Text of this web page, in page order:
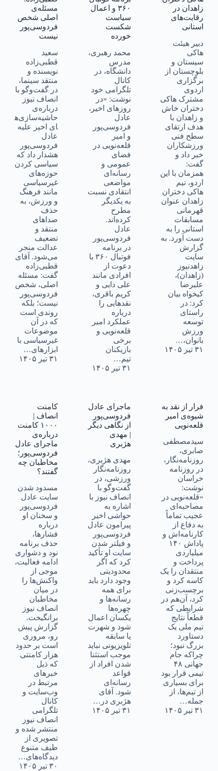
زاهدان در
رقابت‌های
استانی
دبیر هیئت
هاکی
سیستان و
بلوچستان از
برگزاری
اردوی
مشترک هاکی
دختران خاش
و زاهدان با
هدف ارتقای
سطح فنی
ورزشکاران
خبر داد و
گفت:
همزمان با این
اردو، تیم
هاکی دختران
زاهدان عنوان
قهرمانی
مسابقات
استانی را به
دست آورد. به
گزارش
سایت
زاهدنیوز
(زاهدان)،
علیرضا
کیخواه بیان
کرد: در
راستای
توسعه
ورزش
بانوان،…
۳۱ تیر ۱۴۰۵
۳۶۰ و اعمال
سیاست
شکست
خورده
محمد رهبری،
مدرس
دانشگاه، در
کانال
تلگرامی خود
نوشت: «در
روزهای اخیر،
عادل
فردوسی‌پور
و امیر
قلعه‌نویی در
فضای
عمومی و
رسانه‌ای
مواضعی
انتقادی نسبت
به یکدیگر
مطرح
کرده‌اند.
عادل
فردوسی‌پور
در برنامه
فوتبال ۳۶۰ با
دعوت از
افرادی مانند
علی دایی و
کریم باقری،
نقدهایی را
درباره
عملکرد امیر
قلعه‌نویی و
برخی
بازیکنان
تیم…
۳۱ تیر ۱۴۰۵
مسئله‌ی
اصلی شخص
فردوسی‌پور
نیست
سعید
قطبی‌زاده
نویسنده و
منتقد سینما،
در گفت‌وگو با
انصاف نیوز
درباره‌ی
حاشیه‌سازی‌ه
ای اخیر علیه
عادل
فردوسی‌پور
هشدار داد که
سیاسی کردن
حوزه‌های
غیرسیاسی
مانند فرهنگ
و ورزش، به
حذف
صداهای
منتقد و
تضعیف
عدالت منجر
می‌شود. آقای
قطبی‌زاده
گفت: مسئله
اصلی، شخص
فردوسی‌پور
نیست؛ بلکه
روندی است
که در آن
موضوعات
غیرسیاسی با
ابزارهای…
۳۱ تیر ۱۴۰۵
فرار از نقد به
شیوه‌ی امیر
قلعه‌نویی
سیدمصطفی
صابری،
روزنامه‌نگار،
در روزنامه
خراسان
نوشت:
«قلعه‌نویی در
مصاحبه‌ای
عجیب تماماً
به دفاع از
کارنامه‌اش و
پاداش ۱۴۰
میلیاردی
پرداخت و
منتقدان را یک
کاسه کرد و
برچسب‌زنی
کرد، آن‌هم در
شرایطی که
قطعاً نتایج
تیم ملی یک
دستاورد
بزرگ نبود؛
چراکه جام
جهانی ۴۸
تیمی قرار بود
برای بسیاری
از تیم‌ها، از
جمله…
۳۱ تیر ۱۴۰۵
ماجرای عادل
فردوسی‌پور
از نگاهی دیگر
| مهدی
هژبری
مهدی هژبری،
روزنامه‌نگار
ورزشی، در
گفت‌وگو با
انصاف نیوز با
اشاره به
حواشی اخیر
پیرامون عادل
فردوسی‌پور
و فیلتر شدن
سایت او تأکید
کرد که اگر
محدودیتی
وجود دارد باید
برای همه
رسانه‌ها و
چهره‌ها
یکسان اعمال
شود و شهرت
یا سابقه
تلویزیونی نباید
موجب استثنا
شدن افراد از
قواعد
رسانه‌ای
شود. آقای
هژبری در…
۳۱ تیر ۱۴۰۵
کامنت
انصاف |
۱۰۰۰ کامنت
درباره‌ی
ماجرای عادل
فردوسی‌پور؛
مخاطبان چه
گفتند؟
مسدود شدن
سایت عادل
فردوسی‌پور
و سخنان او
درباره
فشارها،
حذف برنامه
نود و دشواری
ادامه فعالیت،
موجی از
واکنش‌ها را
در میان
مخاطبان
انصاف نیوز
برانگیخت.
گزارش پیش
رو، مروری
است بر حدود
هزار کامنتی
که ذیل
خبرهای
مرتبط در
وب‌سایت و
کانال
تلگرامی
انصاف نیوز
منتشر شده و
تصویری از
طیف متنوع
دیدگاه‌های…
۳۰ تیر ۱۴۰۵